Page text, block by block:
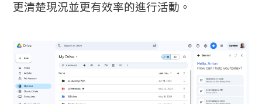
更清楚現況並更有效率的進行活動。